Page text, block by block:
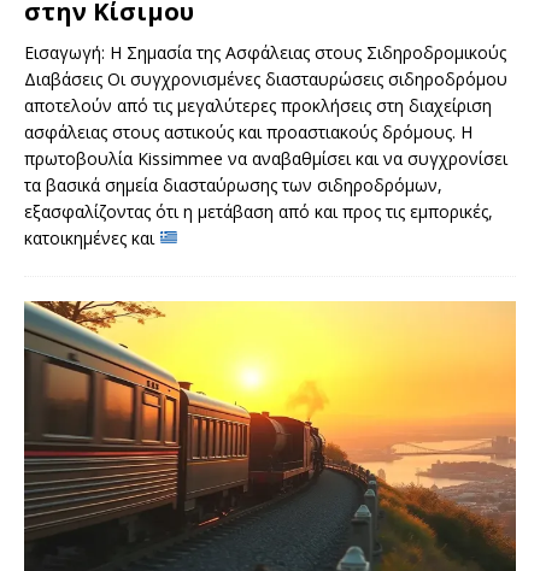
στην Κίσιμου
Εισαγωγή: Η Σημασία της Ασφάλειας στους Σιδηροδρομικούς
Διαβάσεις Οι συγχρονισμένες διασταυρώσεις σιδηροδρόμου
αποτελούν από τις μεγαλύτερες προκλήσεις στη διαχείριση
ασφάλειας στους αστικούς και προαστιακούς δρόμους. Η
πρωτοβουλία Kissimmee να αναβαθμίσει και να συγχρονίσει
τα βασικά σημεία διασταύρωσης των σιδηροδρόμων,
εξασφαλίζοντας ότι η μετάβαση από και προς τις εμπορικές,
κατοικημένες και